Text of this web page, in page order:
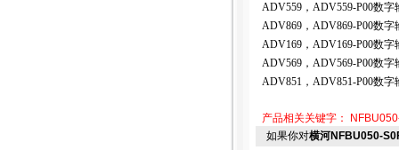
ADV559 ，ADV559-P00数
ADV869 ，ADV869-P00数
ADV169 ，ADV169-P00数
ADV569 ，ADV569-P00数
ADV851 ，ADV851-P00数
产品相关关键字：
如果你对横河NFBU050-